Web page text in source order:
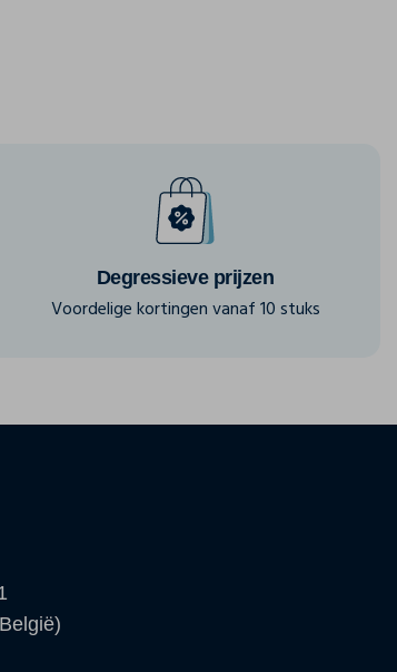
Degressieve prijzen
Voordelige kortingen vanaf 10 stuks